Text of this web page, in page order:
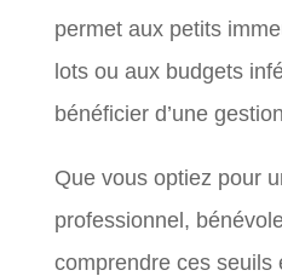
permet aux petits
lots ou aux budgets
bénéficier d’une
Que vous optiez pour
professionnel,
comprendre ces seuils